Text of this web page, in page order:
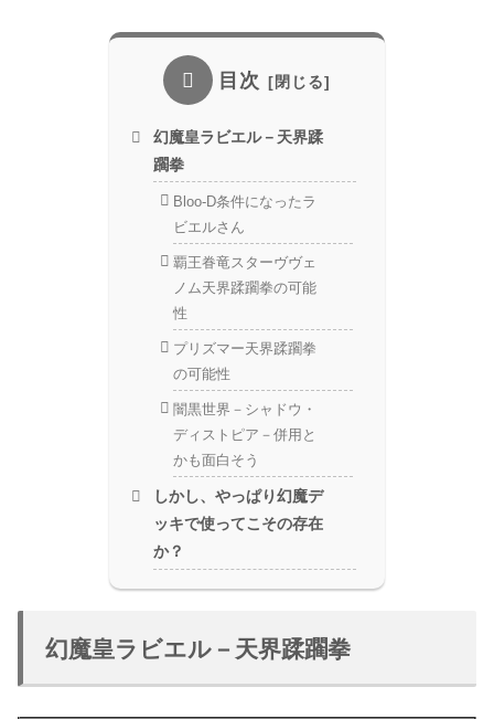
目次
幻魔皇ラビエル－天界蹂
躙拳
Bloo-D条件になったラ
ビエルさん
覇王眷竜スターヴヴェ
ノム天界蹂躙拳の可能
性
プリズマー天界蹂躙拳
の可能性
闇黒世界－シャドウ・
ディストピア－併用と
かも面白そう
しかし、やっぱり幻魔デ
ッキで使ってこその存在
か？
幻魔皇ラビエル－天界蹂躙拳